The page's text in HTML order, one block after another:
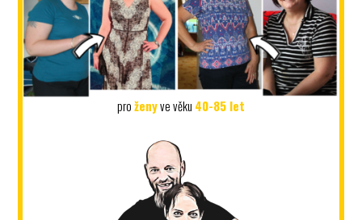
proženyve věku 40-85 let